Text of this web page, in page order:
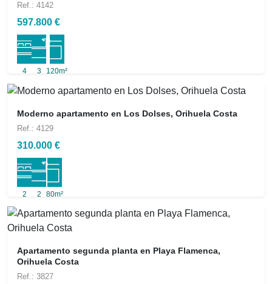
Ref.: 4142
597.800 €
4 3 120m²
Moderno apartamento en Los Dolses, Orihuela Costa
Ref.: 4129
310.000 €
2 2 80m²
Apartamento segunda planta en Playa Flamenca,
Orihuela Costa
Ref.: 3827